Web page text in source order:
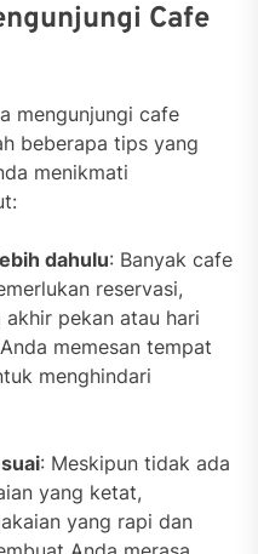
Cafe
mengunjungi cafe
beberapa tips yang
menikmati
dahulu: Banyak cafe
reservasi,
pekan atau hari
memesan tempat
menghindari
: Meskipun tidak ada
yang ketat,
yang rapi dan